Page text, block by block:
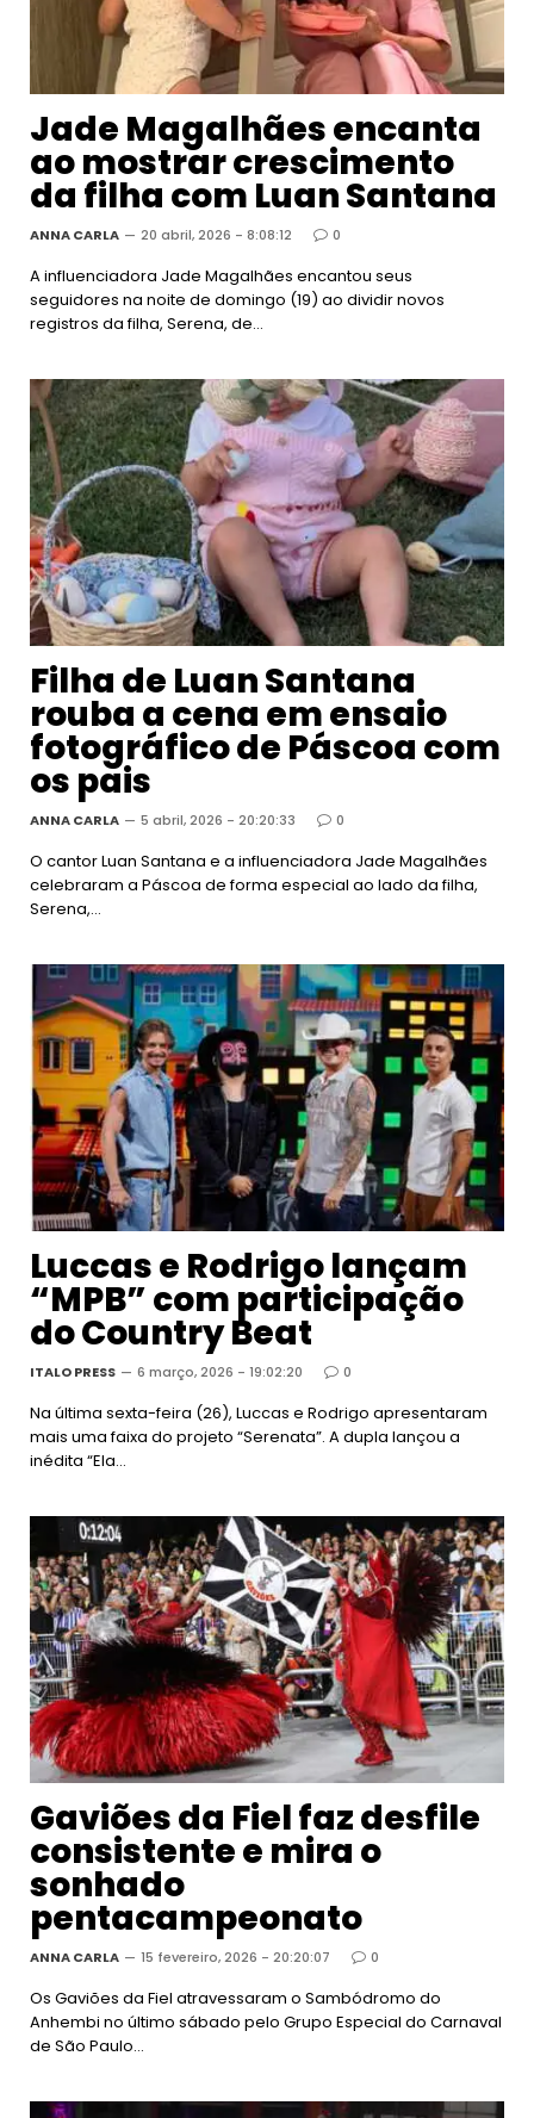
Jade Magalhães encanta
ao mostrar crescimento
da filha com Luan Santana
ANNA CARLA 20 abril, 2026 - 8:08:12 0
A influenciadora Jade Magalhães encantou seus
seguidores na noite de domingo (19) ao dividir novos
registros da filha, Serena, de…
Filha de Luan Santana
rouba a cena em ensaio
fotográfico de Páscoa com
os pais
ANNA CARLA 5 abril, 2026 - 20:20:33 0
O cantor Luan Santana e a influenciadora Jade Magalhães
celebraram a Páscoa de forma especial ao lado da filha,
Serena,…
Luccas e Rodrigo lançam
“MPB” com participação
do Country Beat
ITALO PRESS 6 março, 2026 - 19:02:20 0
Na última sexta-feira (26), Luccas e Rodrigo apresentaram
mais uma faixa do projeto “Serenata”. A dupla lançou a
inédita “Ela…
Gaviões da Fiel faz desfile
consistente e mira o
sonhado
pentacampeonato
ANNA CARLA 15 fevereiro, 2026 - 20:20:07 0
Os Gaviões da Fiel atravessaram o Sambódromo do
Anhembi no último sábado pelo Grupo Especial do Carnaval
de São Paulo…